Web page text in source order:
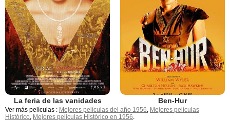
La feria de las vanidades Ben-Hur
Ver más películas : Mejores películas del año 1956, Mejores películas
Histórico, Mejores películas Histórico en 1956.